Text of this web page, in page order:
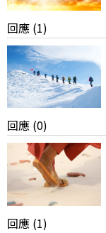
回應 (1)
回應 (0)
回應 (1)